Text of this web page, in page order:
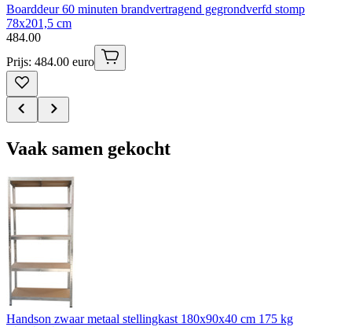
Boarddeur 60 minuten brandvertragend gegrondverfd stomp
78x201,5 cm
484.00
Prijs: 484.00 euro
Vaak samen gekocht
Handson zwaar metaal stellingkast 180x90x40 cm 175 kg